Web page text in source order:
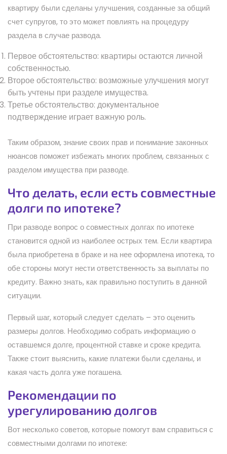
квартиру были сделаны улучшения, созданные за общий
счет супругов, то это может повлиять на процедуру
раздела в случае развода.
Первое обстоятельство: квартиры остаются личной
собственностью.
Второе обстоятельство: возможные улучшения могут
быть учтены при разделе имущества.
Третье обстоятельство: документальное
подтверждение играет важную роль.
Таким образом, знание своих прав и понимание законных
нюансов поможет избежать многих проблем, связанных с
разделом имущества при разводе.
Что делать, если есть совместные
долги по ипотеке?
При разводе вопрос о совместных долгах по ипотеке
становится одной из наиболее острых тем. Если квартира
была приобретена в браке и на нее оформлена ипотека, то
обе стороны могут нести ответственность за выплаты по
кредиту. Важно знать, как правильно поступить в данной
ситуации.
Первый шаг, который следует сделать – это оценить
размеры долгов. Необходимо собрать информацию о
оставшемся долге, процентной ставке и сроке кредита.
Также стоит выяснить, какие платежи были сделаны, и
какая часть долга уже погашена.
Рекомендации по
урегулированию долгов
Вот несколько советов, которые помогут вам справиться с
совместными долгами по ипотеке: